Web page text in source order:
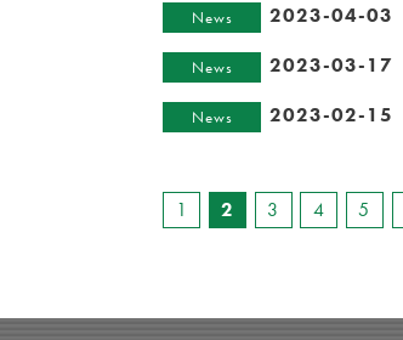
News 2023-04-03
News 2023-03-17
News 2023-02-15
1 2 3 4 5